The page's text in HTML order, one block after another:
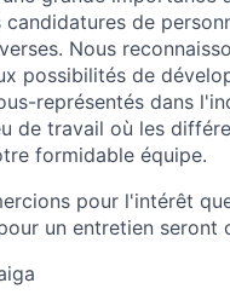
candidatures de
Nous
possibilités de
représentés dans
de travail où les
formidable équipe.
pour l'intérêt
un entretien seront